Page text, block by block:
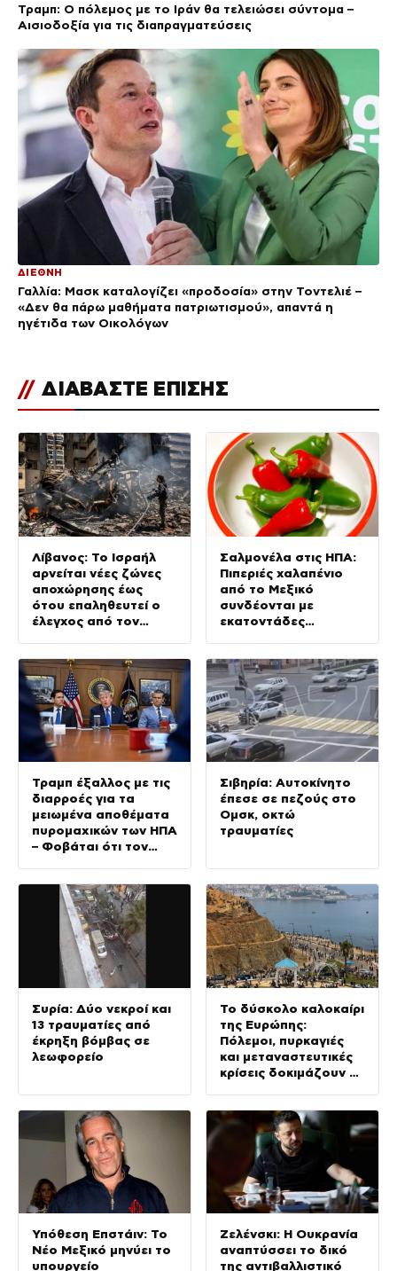
Τραμπ: Ο πόλεμος με το Ιράν θα τελειώσει σύντομα –
Αισιοδοξία για τις διαπραγματεύσεις
ΔΙΕΘΝΗ
Γαλλία: Μασκ καταλογίζει «προδοσία» στην Τοντελιέ –
«Δεν θα πάρω μαθήματα πατριωτισμού», απαντά η
ηγέτιδα των Οικολόγων
// ΔΙΑΒΑΣΤΕ ΕΠΙΣΗΣ
Λίβανος: Το Ισραήλ
αρνείται νέες ζώνες
αποχώρησης έως
ότου επαληθευτεί ο
έλεγχος από τον
Σαλμονέλα στις ΗΠΑ:
Πιπεριές χαλαπένιο
από το Μεξικό
συνδέονται με
εκατοντάδες
Τραμπ έξαλλος με τις
διαρροές για τα
μειωμένα αποθέματα
πυρομαχικών των ΗΠΑ
– Φοβάται ότι τον
Σιβηρία: Αυτοκίνητο
έπεσε σε πεζούς στο
Ομσκ, οκτώ
τραυματίες
Συρία: Δύο νεκροί και
13 τραυματίες από
έκρηξη βόμβας σε
λεωφορείο
Το δύσκολο καλοκαίρι
της Ευρώπης:
Πόλεμοι, πυρκαγιές
και μεταναστευτικές
κρίσεις δοκιμάζουν τη
Υπόθεση Επστάιν: Το
Νέο Μεξικό μηνύει το
υπουργείο
Ζελένσκι: Η Ουκρανία
αναπτύσσει το δικό
της αντιβαλλιστικό